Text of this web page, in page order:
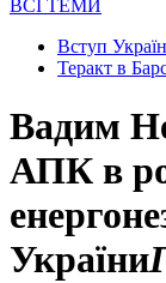
ВСІ ТЕМИ
Вступ
Теракт в
Вадим
АПК в
України